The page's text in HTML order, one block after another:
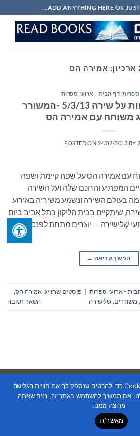
ADD ANYTHING HERE OR JUST
ארכיון: אמירה הס
ספרות דף הבית - ארועי ספרות
שְׁלִישִׁירָה: שיחות על שירה 5/3/13 -המשורר
משוחח עם אמירה הס
POSTED ON 24/02/2013 BY
עם אמירה הס על שפה קיימת ושפה
המפתיע והחכם שלה ועל השירה
בעולם השירה ונשמע משיריה באירוע
שיתקיים בבית הליקון בתל אביב ביום
13 . אירועי שְׁלִישִׁירָה – יוצרים מתחת לפנס – היא
המשך קריאה →
- ארועי ספרות פוסטים שתוייגו אמירה הס,
, משוררים,שלישירה השאר תגובה
אנו משתמשים בקובצי Cookie כדי להבטיח שנספק לך את חוויית הגלישה
אם תמשיך להשתמש באתר זה, נניח שאתה
מרוצה ממנו.
מאשר/ת